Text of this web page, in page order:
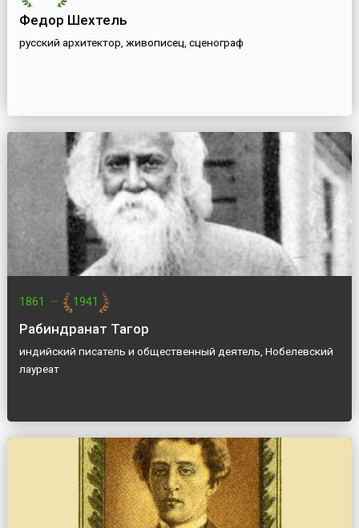
Федор Шехтель
русский архитектор, живописец, сценограф
1861 — 1941
Рабиндранат Тагор
индийский писатель и общественный деятель, Нобелевский
лауреат